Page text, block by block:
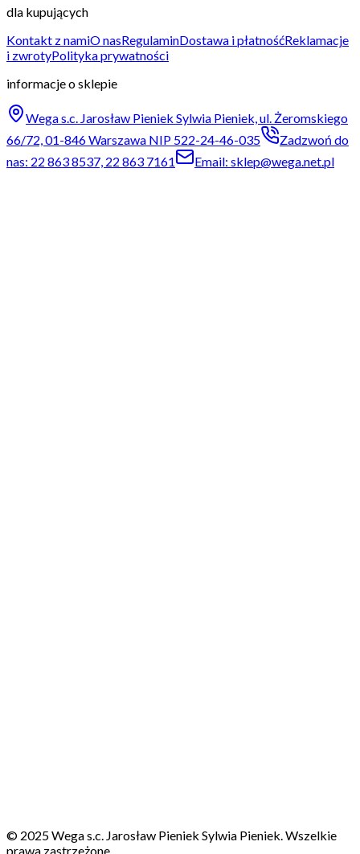
dla kupujących
Kontakt z namiO nasRegulaminDostawa i płatnośćReklamacje
i zwrotyPolityka prywatności
informacje o sklepie
Wega s.c. Jarosław Pieniek Sylwia Pieniek, ul. Żeromskiego
66/72, 01-846 Warszawa NIP 522-24-46-035
Zadzwoń do
nas: 22 863 8537, 22 863 7161
Email: sklep@wega.net.pl
© 2025 Wega s.c. Jarosław Pieniek Sylwia Pieniek. Wszelkie
prawa zastrzeżone.